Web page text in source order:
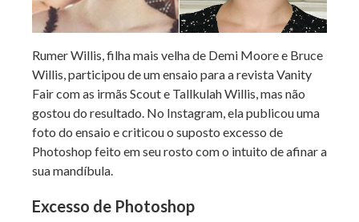
Rumer Willis, filha mais velha de Demi Moore e Bruce
Willis, participou de um ensaio para a revista Vanity
Fair com as irmãs Scout e Tallkulah Willis, mas não
gostou do resultado. No Instagram, ela publicou uma
foto do ensaio e criticou o suposto excesso de
Photoshop feito em seu rosto com o intuito de afinar a
sua mandíbula.
Excesso de Photoshop